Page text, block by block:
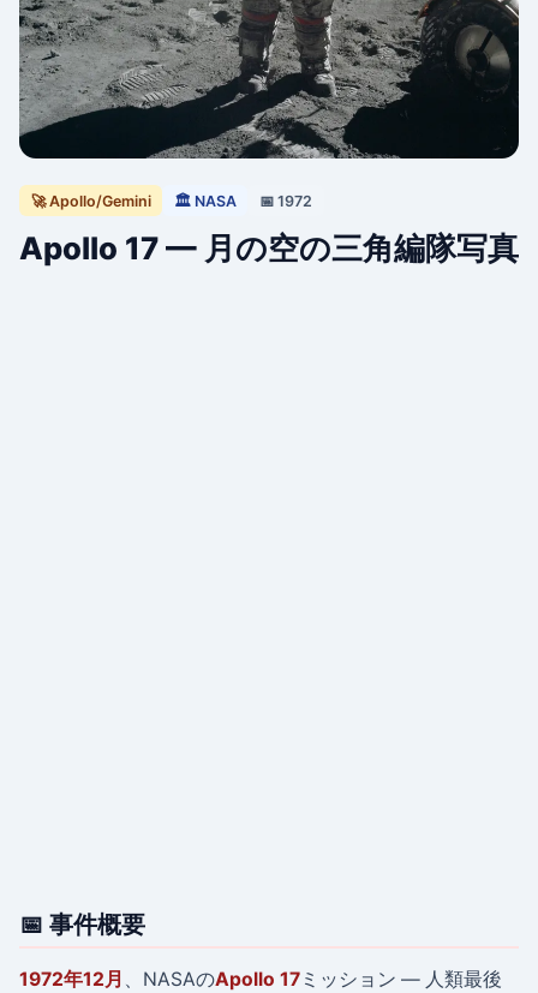
🚀 Apollo/Gemini 🏛 NASA 📅 1972
Apollo 17 — 月の空の三角編隊写真
📅 事件概要
1972年12月 、NASAのApollo 17 ミッション — 人類最後